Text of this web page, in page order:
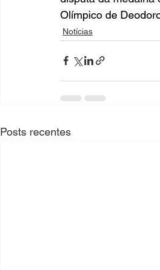
Olímpico de
Notícias
Posts recentes